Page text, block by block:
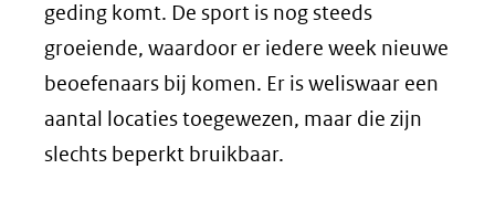
geding komt. De sport is nog steeds
groeiende, waardoor er iedere week nieuwe
beoefenaars bij komen. Er is weliswaar een
aantal locaties toegewezen, maar die zijn
slechts beperkt bruikbaar.